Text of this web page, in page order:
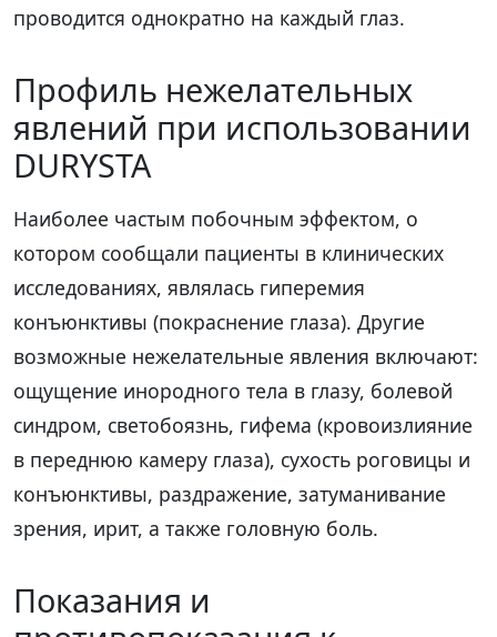
проводится однократно на каждый глаз.
Профиль нежелательных
явлений при использовании
DURYSTA
Наиболее частым побочным эффектом, о
котором сообщали пациенты в клинических
исследованиях, являлась гиперемия
конъюнктивы (покраснение глаза). Другие
возможные нежелательные явления включают:
ощущение инородного тела в глазу, болевой
синдром, светобоязнь, гифема (кровоизлияние
в переднюю камеру глаза), сухость роговицы и
конъюнктивы, раздражение, затуманивание
зрения, ирит, а также головную боль.
Показания и